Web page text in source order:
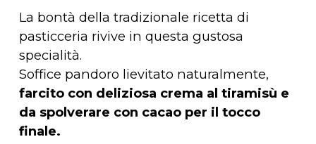
La bontà della tradizionale ricetta di
pasticceria rivive in questa gustosa
specialità.
Soffice pandoro lievitato naturalmente,
farcito con deliziosa crema al tiramisù e
da spolverare con cacao per il tocco
finale.